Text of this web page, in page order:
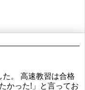
。 高速教習は合格
かった!」と言ってお